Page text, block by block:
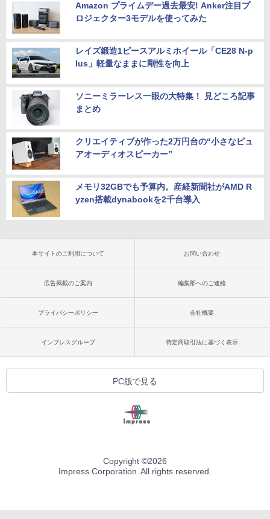
Amazon プライムデー過去最安! Anker注目プ
ロジェクター3モデルを使ってみた
レイズ鍛造1ピースアルミホイール「CE28 N-p
lus」軽量なままに剛性を向上
ソニーミラーレス一眼の大特集！ 見どころ記事
まとめ
クリエイティブが作った2万円台の“小さなピュ
アオーディオスピーカー”
メモリ32GBでも予算内。産経新聞社がAMD R
yzen搭載dynabookを2千台導入
本サイトのご利用について お問い合わせ
広告掲載のご案内 編集部へのご連絡
プライバシーポリシー 会社概要
インプレスグループ 特定商取引法に基づく表示
PC版で見る
Copyright ©2026
Impress Corporation. All rights reserved.